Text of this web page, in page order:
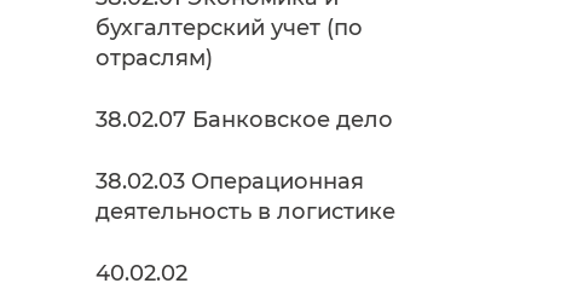
бухгалтерский учет (по
отраслям)
38.02.07 Банковское дело
38.02.03 Операционная
деятельность в логистике
40.02.02